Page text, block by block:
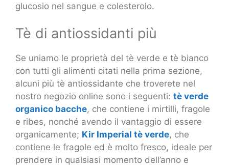
glucosio nel sangue e colesterolo.
Tè di antiossidanti più
Se uniamo le proprietà del tè verde e tè bianco
con tutti gli alimenti citati nella prima sezione,
alcuni più tè antiossidante che troverete nel
nostro negozio online sono i seguenti: tè verde
organico bacche, che contiene i mirtilli, fragole
e ribes, nonché avendo il vantaggio di essere
organicamente; Kir Imperial tè verde, che
contiene le fragole ed è molto fresco, ideale per
prendere in qualsiasi momento dell’anno e